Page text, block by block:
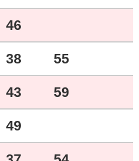
46
38 55
43 59
49